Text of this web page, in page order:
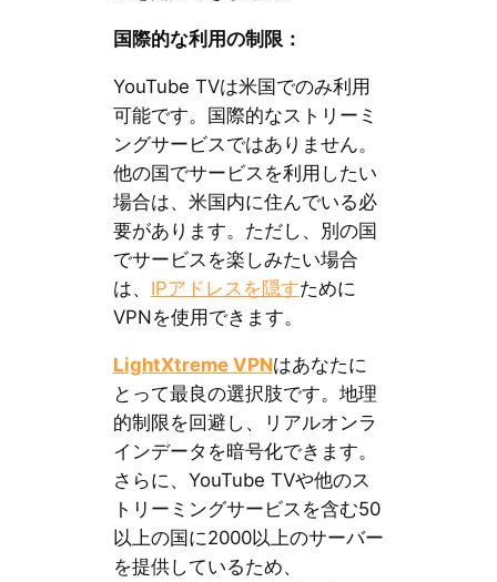
国際的な利用の制限：
YouTube TVは米国でのみ利用
可能です。国際的なストリーミ
ングサービスではありません。
他の国でサービスを利用したい
場合は、米国内に住んでいる必
要があります。ただし、別の国
でサービスを楽しみたい場合
は、 IPアドレスを隠すために
VPNを使用できます。
LightXtreme VPNはあなたに
とって最良の選択肢です。地理
的制限を回避し、リアルオンラ
インデータを暗号化できます。
さらに、YouTube TVや他のス
トリーミングサービスを含む50
以上の国に2000以上のサーバー
を提供しているため、